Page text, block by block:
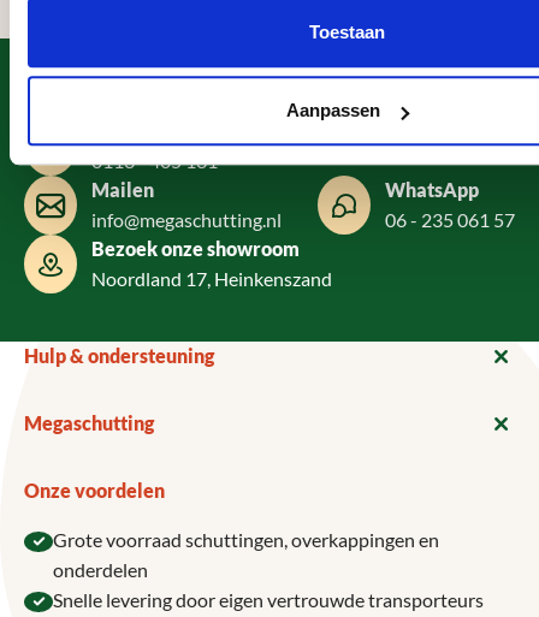
Toestaan
Aanpassen
Heeft u een vraag?
0113 - 405 131
Mailen
info@megaschutting.nl
WhatsApp
06 - 235 061 57
Bezoek onze showroom
Noordland 17, Heinkenszand
Hulp & ondersteuning
Megaschutting
Onze voordelen
Grote voorraad schuttingen, overkappingen en
onderdelen
Snelle levering door eigen vertrouwde transporteurs